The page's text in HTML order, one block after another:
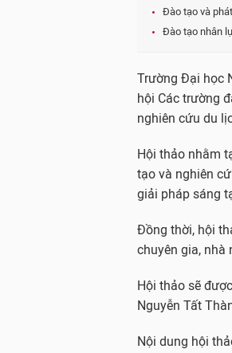
Đào tạo và
Đào tạo nhân
Trường Đại học
hội Các trường
nghiên cứu du
Hội thảo nhằm
tạo và nghiên
giải pháp sáng
Đồng thời, hội
chuyên gia, nhà
Hội thảo sẽ
Nguyễn Tất
Nội dung hội